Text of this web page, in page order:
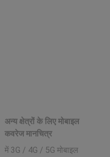
अन्य क्षेत्रों के लिए मोबाइल
कवरेज मानचित्र
में 3G / 4G / 5G मोबाइल